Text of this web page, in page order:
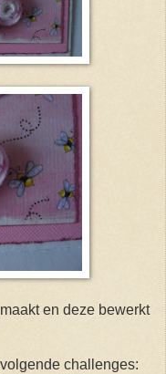
en deze bewerkt
challenges: